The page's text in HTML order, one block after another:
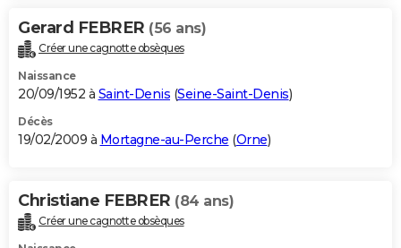
Gerard FEBRER (56 ans)
Créer une cagnotte obsèques
Naissance
20/09/1952 à Saint-Denis (Seine-Saint-Denis)
Décès
19/02/2009 à Mortagne-au-Perche (Orne)
Christiane FEBRER (84 ans)
Créer une cagnotte obsèques